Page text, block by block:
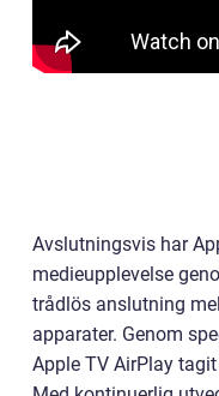
Avslutningsvis har
medieupplevelse
trådlös anslutning
apparater. Genom
Apple TV AirPlay